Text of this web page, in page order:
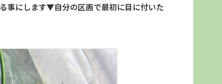
事にします▼自分の区画で最初に目に付いた